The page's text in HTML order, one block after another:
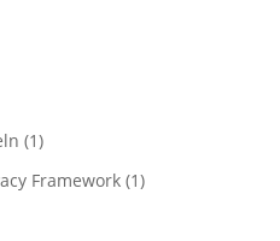
(1)
Framework(1)